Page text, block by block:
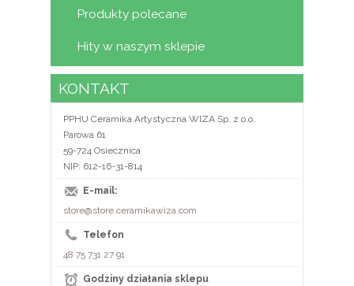
Produkty polecane
Hity w naszym sklepie
KONTAKT
PPHU Ceramika Artystyczna WIZA Sp. z o.o.
Parowa 61
59-724 Osiecznica
NIP: 612-16-31-814
E-mail:
store@store.ceramikawiza.com
Telefon
48 75 731 27 91
Godziny działania sklepu